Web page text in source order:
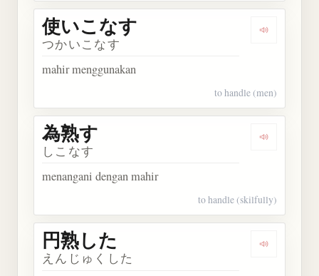
Dengarkan
使いこなす
つかいこなす
mahir menggunakan
to handle (men)
Dengarkan
為熟す
しこなす
menangani dengan mahir
to handle (skilfully)
Dengarkan
円熟した
えんじゅくした